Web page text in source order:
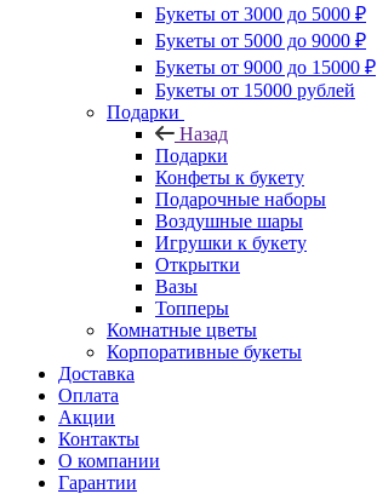
Букеты от 3000 до 5000 ₽
Букеты от 5000 до 9000 ₽
Букеты от 9000 до 15000 ₽
Букеты от 15000 рублей
Подарки
Назад
Подарки
Конфеты к букету
Подарочные наборы
Воздушные шары
Игрушки к букету
Открытки
Вазы
Топперы
Комнатные цветы
Корпоративные букеты
Доставка
Оплата
Акции
Контакты
О компании
Гарантии